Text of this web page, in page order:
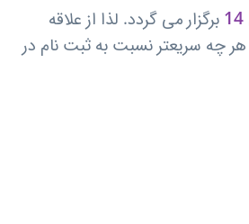
برگزار می گردد. لذا از علاقه
چه سریعتر نسبت به ثبت نام در